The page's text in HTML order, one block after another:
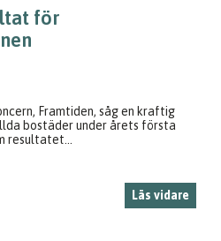
för
Framtiden, såg en kraftig
bostäder under årets första
resultatet...
Läs vidare